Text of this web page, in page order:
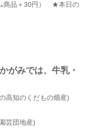
商品＋30円） ★本日の
がみでは、牛乳・
高知のくだもの畑産)
芸団地産)